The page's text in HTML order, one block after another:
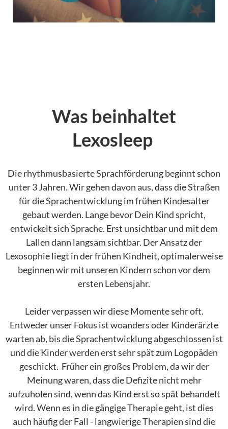
Was beinhaltet
Lexosleep
Die rhythmusbasierte Sprachförderung beginnt schon
unter 3 Jahren. Wir gehen davon aus, dass die Straßen
für die Sprachentwicklung im frühen Kindesalter
gebaut werden. Lange bevor Dein Kind spricht,
entwickelt sich Sprache. Erst unsichtbar und mit dem
Lallen dann langsam sichtbar. Der Ansatz der
Lexosophie liegt in der frühen Kindheit, optimalerweise
beginnen wir mit unseren Kindern schon vor dem
ersten Lebensjahr.
Leider verpassen wir diese Momente sehr oft.
Entweder unser Fokus ist woanders oder Kinderärzte
warten ab, bis die Sprachentwicklung abgeschlossen ist
und die Kinder werden erst sehr spät zum Logopäden
geschickt. Früher ein großes Problem, da wir der
Meinung waren, dass die Defizite nicht mehr
aufzuholen sind, wenn das Kind erst so spät behandelt
wird. Wenn es in die gängige Therapie geht, ist dies
auch häufig der Fall - langwierige Therapien sind die